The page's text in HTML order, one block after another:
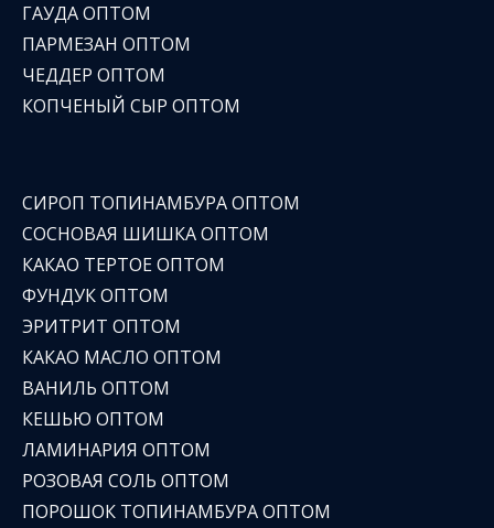
ГАУДА ОПТОМ
ПАРМЕЗАН ОПТОМ
ЧЕДДЕР ОПТОМ
КОПЧЕНЫЙ СЫР ОПТОМ
СИРОП ТОПИНАМБУРА ОПТОМ
СОСНОВАЯ ШИШКА ОПТОМ
КАКАО ТЕРТОЕ ОПТОМ
ФУНДУК ОПТОМ
ЭРИТРИТ ОПТОМ
КАКАО МАСЛО ОПТОМ
ВАНИЛЬ ОПТОМ
КЕШЬЮ ОПТОМ
ЛАМИНАРИЯ ОПТОМ
РОЗОВАЯ СОЛЬ ОПТОМ
ПОРОШОК ТОПИНАМБУРА ОПТОМ